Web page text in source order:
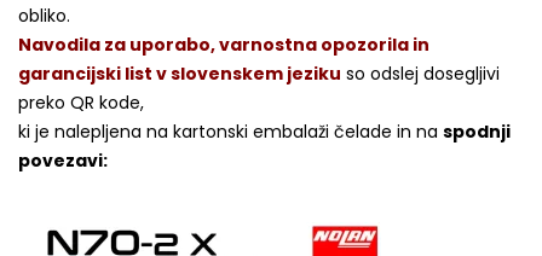
obliko.
Navodila za uporabo, varnostna opozorila in
garancijski list v slovenskem jeziku so odslej dosegljivi
preko QR kode,
ki je nalepljena na kartonski embalaži čelade in na spodnji
povezavi: